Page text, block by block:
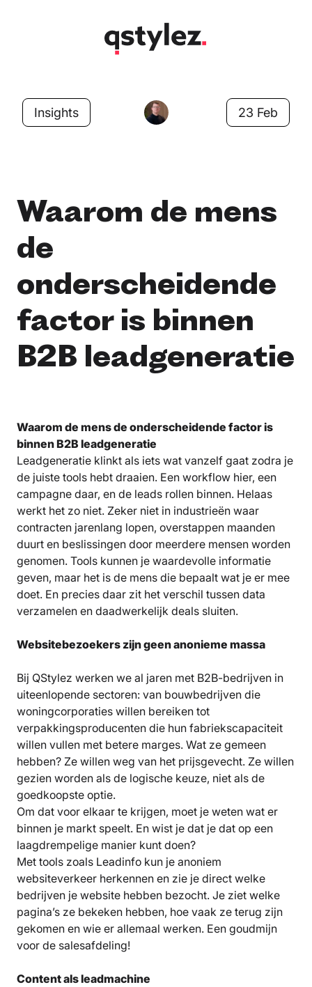
Insights 23 Feb
Waarom de mens
de
onderscheidende
factor is binnen
B2B leadgeneratie
Waarom de mens de onderscheidende factor is
binnen B2B leadgeneratie
Leadgeneratie klinkt als iets wat vanzelf gaat zodra je
de juiste tools hebt draaien. Een workflow hier, een
campagne daar, en de leads rollen binnen. Helaas
werkt het zo niet. Zeker niet in industrieën waar
contracten jarenlang lopen, overstappen maanden
duurt en beslissingen door meerdere mensen worden
genomen. Tools kunnen je waardevolle informatie
geven, maar het is de mens die bepaalt wat je er mee
doet. En precies daar zit het verschil tussen data
verzamelen en daadwerkelijk deals sluiten.
Websitebezoekers zijn geen anonieme massa
Bij QStylez werken we al jaren met B2B-bedrijven in
uiteenlopende sectoren: van bouwbedrijven die
woningcorporaties willen bereiken tot
verpakkingsproducenten die hun fabriekscapaciteit
willen vullen met betere marges. Wat ze gemeen
hebben? Ze willen weg van het prijsgevecht. Ze willen
gezien worden als de logische keuze, niet als de
goedkoopste optie.
Om dat voor elkaar te krijgen, moet je weten wat er
binnen je markt speelt. En wist je dat je dat op een
laagdrempelige manier kunt doen?
Met tools zoals Leadinfo kun je anoniem
websiteverkeer herkennen en zie je direct welke
bedrijven je website hebben bezocht. Je ziet welke
pagina’s ze bekeken hebben, hoe vaak ze terug zijn
gekomen en wie er allemaal werken. Een goudmijn
voor de salesafdeling!
Content als leadmachine